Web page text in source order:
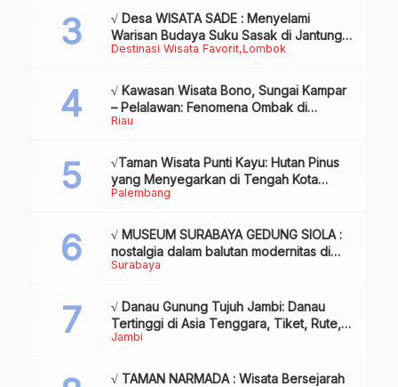
Destinasi Wisata Favorit Lombok
√ Desa WISATA SADE : Menyelami
Warisan Budaya Suku Sasak di Jantung
Lombok
Riau
√ Kawasan Wisata Bono, Sungai Kampar
– Pelalawan: Fenomena Ombak di
Tengah Sungai yang Mendunia, Review
Palembang
√Taman Wisata Punti Kayu: Hutan Pinus
yang Menyegarkan di Tengah Kota
Palembang
Surabaya
√ MUSEUM SURABAYA GEDUNG SIOLA :
nostalgia dalam balutan modernitas di
tengah kota pahlawan, Review & Info
Jambi
√ Danau Gunung Tujuh Jambi: Danau
Tertinggi di Asia Tenggara, Tiket, Rute,
Daya Tarik & Tips Lengkap
√ TAMAN NARMADA : Wisata Bersejarah